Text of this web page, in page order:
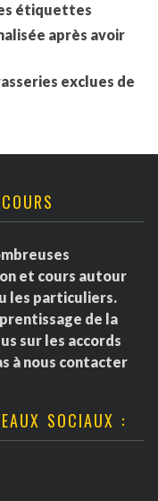
étiquettes
après avoir
exclues de
et cours autour
les particuliers.
de la
sur les accords
à nous contacter
SOCIAUX :